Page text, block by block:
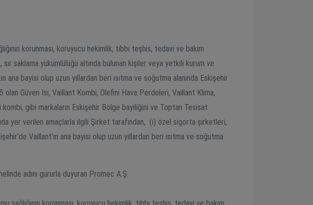
korunması, koruyucu hekimlik, tıbbı teşhis, tedavi ve bakım
saklama yükümlülüğü altında bulunan kişiler veya yetkili kurum ve
ana bayisi olup uzun yıllardan beri ısıtma ve soğutma alanında Eskişehir
Güven Isı, Vaillant Kombi, Olefini Hava Perdeleri, Vaillant Klima,
gibi markaların Eskişehir Bölge bayiliğini ve Toptan Tesisat
yer verilen amaçlarla ilgili Şirket tarafından, (i) özel sigorta şirketleri,
Vaillant’ın ana bayisi olup uzun yıllardan beri ısıtma ve soğutma
adını gururla duyuran Promec A.Ş.
korunması, koruyucu hekimlik, tıbbı teşhis, tedavi ve bakım